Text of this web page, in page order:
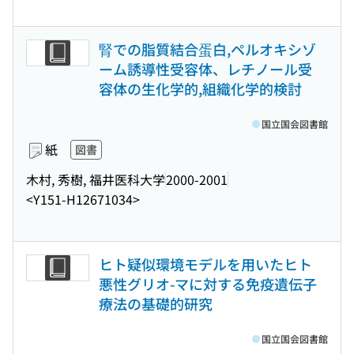
腎での脂質結合蛋白,ペルオキシゾ
ーム誘導性受容体、レチノール受
容体の生化学的,組織化学的検討
紙 図書
木村, 秀樹, 福井医科大学2000-2001
<Y151-H12671034>
国立国会図書館
ヒト疑似環境モデルを用いたヒト
悪性グリオ-マに対する免疫遺伝子
療法の基礎的研究
国立国会図書館